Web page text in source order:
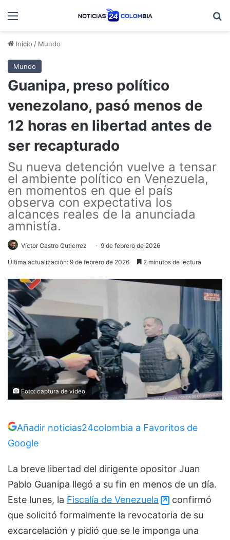
Menú
Inicio / Mundo
Mundo
Guanipa, preso político
venezolano, pasó menos de
12 horas en libertad antes de
ser recapturado
Su nueva detención vuelve a tensar
el ambiente político en Venezuela,
en momentos en que el país
observa con expectativa los
alcances reales de la anunciada
amnistía.
Víctor Castro Gutierrez 9 de febrero de 2026
Última actualización: 9 de febrero de 2026 2 minutos de lectura
Foto: captura de video.
Añadir noticias24colombia a Favoritos de
Google
La breve libertad del dirigente opositor Juan
Pablo Guanipa llegó a su fin en menos de un día.
Este lunes, la Fiscalía de Venezuela
confirmó
que solicitó formalmente la revocatoria de su
excarcelación y pidió que se le imponga una